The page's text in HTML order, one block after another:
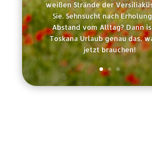
weißen Strände der
Sie. Sehnsucht nach
Abstand vom Alltag? Dann
Toskana Urlaub genau das,
jetzt brauchen!